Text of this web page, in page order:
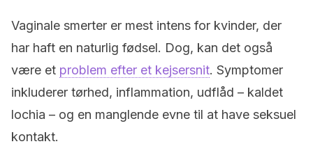
Vaginale smerter er mest intens for kvinder, der
har haft en naturlig fødsel. Dog, kan det også
være et problem efter et kejsersnit. Symptomer
inkluderer tørhed, inflammation, udflåd – kaldet
lochia – og en manglende evne til at have seksuel
kontakt.